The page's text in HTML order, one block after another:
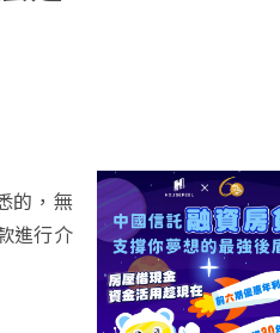
的，無
進行介